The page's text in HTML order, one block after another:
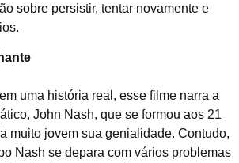
sobre persistir, tentar novamente e
uma história real, esse filme narra a
John Nash, que se formou aos 21
muito jovem sua genialidade. Contudo,
Nash se depara com vários problemas